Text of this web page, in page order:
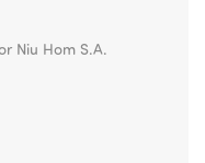
Niu Hom S.A.